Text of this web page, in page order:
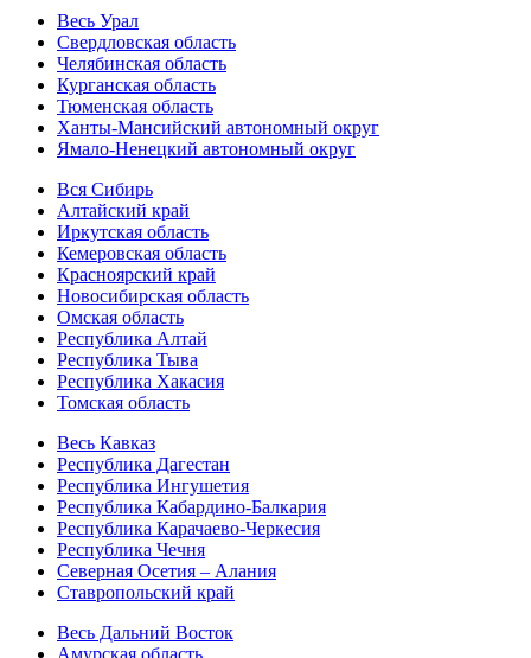
Весь Урал
Свердловская область
Челябинская область
Курганская область
Тюменская область
Ханты-Мансийский автономный округ
Ямало-Ненецкий автономный округ
Вся Сибирь
Алтайский край
Иркутская область
Кемеровская область
Красноярский край
Новосибирская область
Омская область
Республика Алтай
Республика Тыва
Республика Хакасия
Томская область
Весь Кавказ
Республика Дагестан
Республика Ингушетия
Республика Кабардино-Балкария
Республика Карачаево-Черкесия
Республика Чечня
Северная Осетия – Алания
Ставропольский край
Весь Дальний Восток
Амурская область